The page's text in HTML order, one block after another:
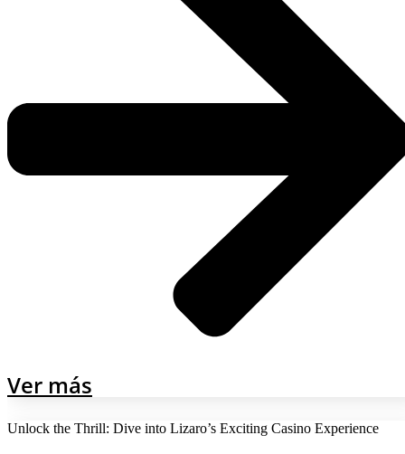
Ver más
Unlock the Thrill: Dive into Lizaro’s Exciting Casino Experience